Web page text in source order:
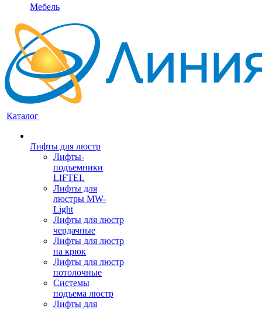
Мебель
Каталог
Лифты для люстр
Лифты-
подъемники
LIFTEL
Лифты для
люстры MW-
Light
Лифты для люстр
чердачные
Лифты для люстр
на крюк
Лифты для люстр
потолочные
Системы
подъема люстр
Лифты для